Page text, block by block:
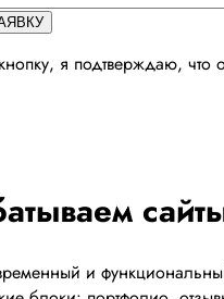
я подтверждаю, что
и